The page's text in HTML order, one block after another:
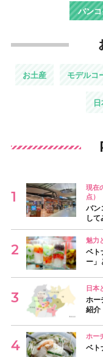
バン
お土産 モデルコ
現在
点）
バン
して
魅力
ベト
ー」
日本
ホー
紹介
ホー
ベト